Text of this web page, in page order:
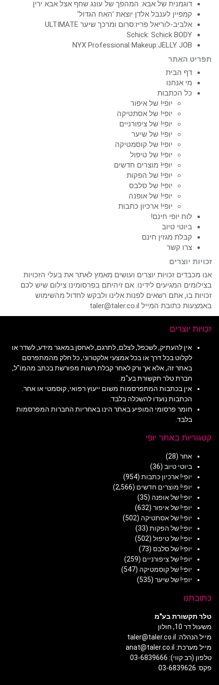
דוגמנית של אבא: המהפך של עונג שחף אצל אבא ירין
קמפיין לענבל אלדן יוצאת 'האח הגדול'
אלביב-לוריאל פריז:סרום ומרכך שיער ULTIMATE
Schick: Schick BODY
NYX Professional Makeup:JELLY JOB
תפריט האתר
דף הבית
מי אנחנו
כל הכתבות
יופי! של איפור
יופי! של אסתטיקה
יופי! של ציפורניים
יופי! של שיער
יופי! של קוסמטיקה
יופי! של טיפול
יופי! מוצרים חדשים
יופי! של הפקות
יופי! של סלבס
יופי! של אופנה
יופי! ארכיון כתבות
לוח יופי חינם!
ביוטי טיוב
קבלת מגזין חינם
צרו קשר
זכויות יוצרים
אנו מכבדים זכויות יוצרים ועושים מאמץ לאתר את בעלי הזכויות
בצילומים המגיעים לידינו. אם זיהיתם בפרסומינו צילום שיש לכם
זכויות בו, אתם רשאים לפנות אלינו ולבקש לחדול מהשימוש
באמצעות כתובת המייל taler@taler.co.il
זכויות יוצרים
אין להעתיק, לשכפל, לצלם, לתרגם, לאחסן במאגר מידע, לשדר או
לקלוט בכל דרך או בכל אמצעי אלקטרוני, כל חלק מהמתפרסם
באתר זה, אלא אך ורק לאחר קבלת רשות מפורשת בכתב מהמו"ל,
חברת טלר תקשורת בע"מ.
אין בכתבות המתפרסמות משום ייעוץ רפואי, קוסמטי או אחר.
הכתבות נועדו להשכלה בלבד.
חומר פרסומי המופיע באתר הינו באחריות החברות המפרסמות
בלבד.
קטגוריות באתר יופי
אחר (28)
ביוטי טיוב (36)
יופי! ארכיון כתבות (954)
יופי! מוצרים חדשים (2,566)
יופי! של אופנה (35)
יופי! של איפור (632)
יופי! של אסתטיקה (502)
יופי! של הפקות (33)
יופי! של טיפול (502)
יופי! של סלבס (73)
יופי! של ציפורניים (259)
יופי! של קוסמטיקה (547)
יופי! של שיער (535)
כתובתנו
טלר תקשורת בע"מ
משעול דר 10, חולון
מייל הנהלה: taler@taler.co.il
מייל מערכת: anat@taler.co.il
טלפון (רב קווי): 03-6839666
פקס: 03-6839626